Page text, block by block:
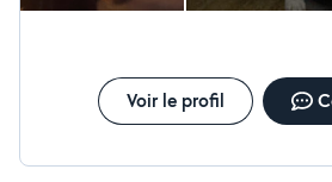
Voir le profil